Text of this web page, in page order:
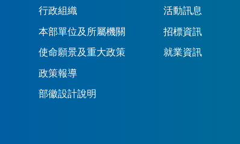
行政組織
本部單位及所屬機關
使命願景及重大政策
政策報導
部徽設計說明
活動訊息
招標資訊
就業資訊